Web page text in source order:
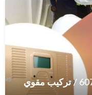
مقوي سيرفس حولي / 60709445 / تركيب مقوي